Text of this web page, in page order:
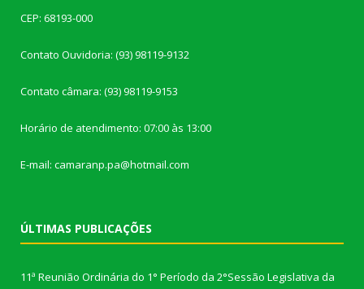
CEP: 68193-000
Contato Ouvidoria: (93) 98119-9132
Contato câmara: (93) 98119-9153
Horário de atendimento: 07:00 às 13:00
E-mail: camaranp.pa@hotmail.com
ÚLTIMAS PUBLICAÇÕES
11ª Reunião Ordinária do 1° Período da 2°Sessão Legislativa da